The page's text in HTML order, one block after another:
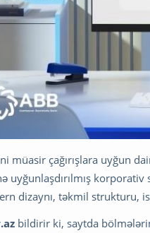
müasir çağırışlara uyğun
uyğunlaşdırılmış
dizaynı, təkmil strukturu,
bildirir ki, saytda bölmələrin